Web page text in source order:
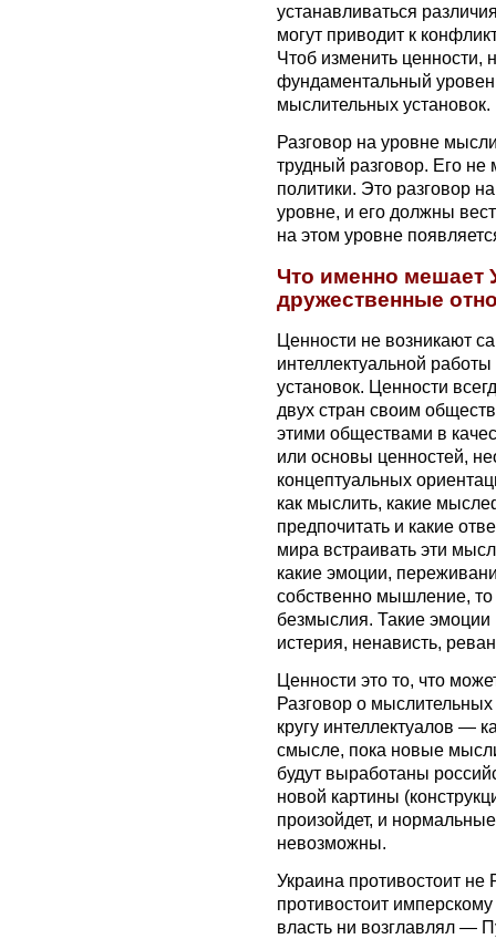
устанавливаться
могут приводит к
Чтоб изменить ценности,
фундаментальный
мыслительных установок.
Разговор на уровне
трудный разговор. Его
политики. Это разговор
уровне, и его должны
на этом уровне
Что именно мешает
дружественные
Ценности не возникают
интеллектуальной
установок. Ценности
двух стран своим
этими обществами в
или основы ценностей,
концептуальных
как мыслить, какие
предпочитать и какие
мира встраивать эти
какие эмоции,
собственно мышление, то
безмыслия. Такие эмоции
истерия, ненависть,
Ценности это то, что
Разговор о
кругу интеллектуалов —
смысле, пока новые
будут выработаны
новой картины
произойдет, и
невозможны.
Украина противостоит
противостоит
власть ни возглавлял —